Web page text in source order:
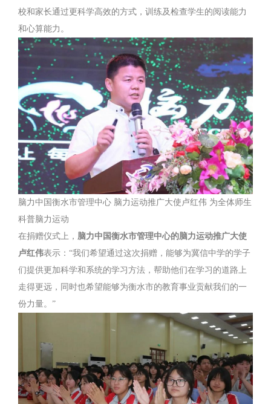
校和家长通过更科学高效的方式，训练及检查学生的阅读能力
和心算能力。
脑力中国衡水市管理中心 脑力运动推广大使卢红伟 为全体师生
科普脑力运动
在捐赠仪式上， 脑力中国衡水市管理中心的脑力运动推广大使
卢红伟表示：“我们希望通过这次捐赠，能够为冀信中学的学子
们提供更加科学和系统的学习方法，帮助他们在学习的道路上
走得更远，同时也希望能够为衡水市的教育事业贡献我们的一
份力量。”